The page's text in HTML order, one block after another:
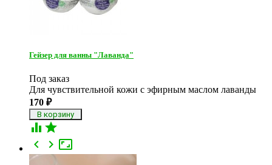
Гейзер для ванны "Лаванда"
Под заказ
Для чувствительной кожи с эфирным маслом лаванды
170 ₽
 

 